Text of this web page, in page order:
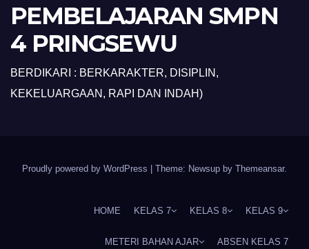
PEMBELAJARAN SMPN
4 PRINGSEWU
BERDIKARI : BERKARAKTER, DISIPLIN,
KEKELUARGAAN, RAPI DAN INDAH)
Proudly powered by WordPress | Theme: Newsup by Themeansar.
HOME KELAS 7 KELAS 8 KELAS 9
METERI BAHAN AJAR ABSEN KELAS 7